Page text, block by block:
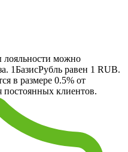
можно
1БазисРубль равен 1 RUB.
в размере 0.5% от
клиентов.